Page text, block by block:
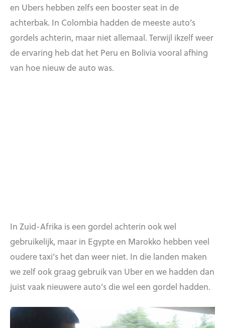
en Ubers hebben zelfs een booster seat in de
achterbak. In Colombia hadden de meeste auto’s
gordels achterin, maar niet allemaal. Terwijl ikzelf weer
de ervaring heb dat het Peru en Bolivia vooral afhing
van hoe nieuw de auto was.
In Zuid-Afrika is een gordel achterin ook wel
gebruikelijk, maar in Egypte en Marokko hebben veel
oudere taxi’s het dan weer niet. In die landen maken
we zelf ook graag gebruik van Uber en we hadden dan
juist vaak nieuwere auto’s die wel een gordel hadden.